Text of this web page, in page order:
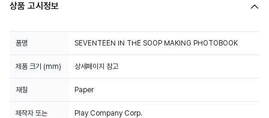
상품 고시정보
품명 SEVENTEEN IN THE SOOP MAKING PHOTOBOOK
제품 크기 (mm) 상세페이지 참고
재질 Paper
제작자 또는
Play Company Corp.